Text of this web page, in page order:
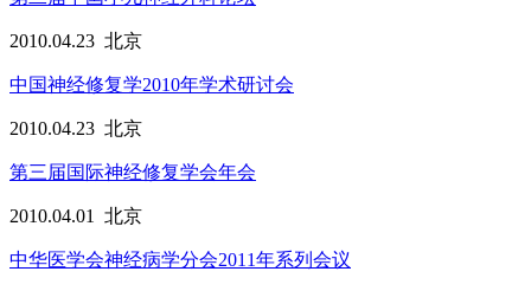
2010.04.23 北京
中国神经修复学2010年学术研讨会
2010.04.23 北京
第三届国际神经修复学会年会
2010.04.01 北京
中华医学会神经病学分会2011年系列会议